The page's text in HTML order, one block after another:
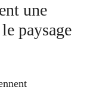
une
paysage